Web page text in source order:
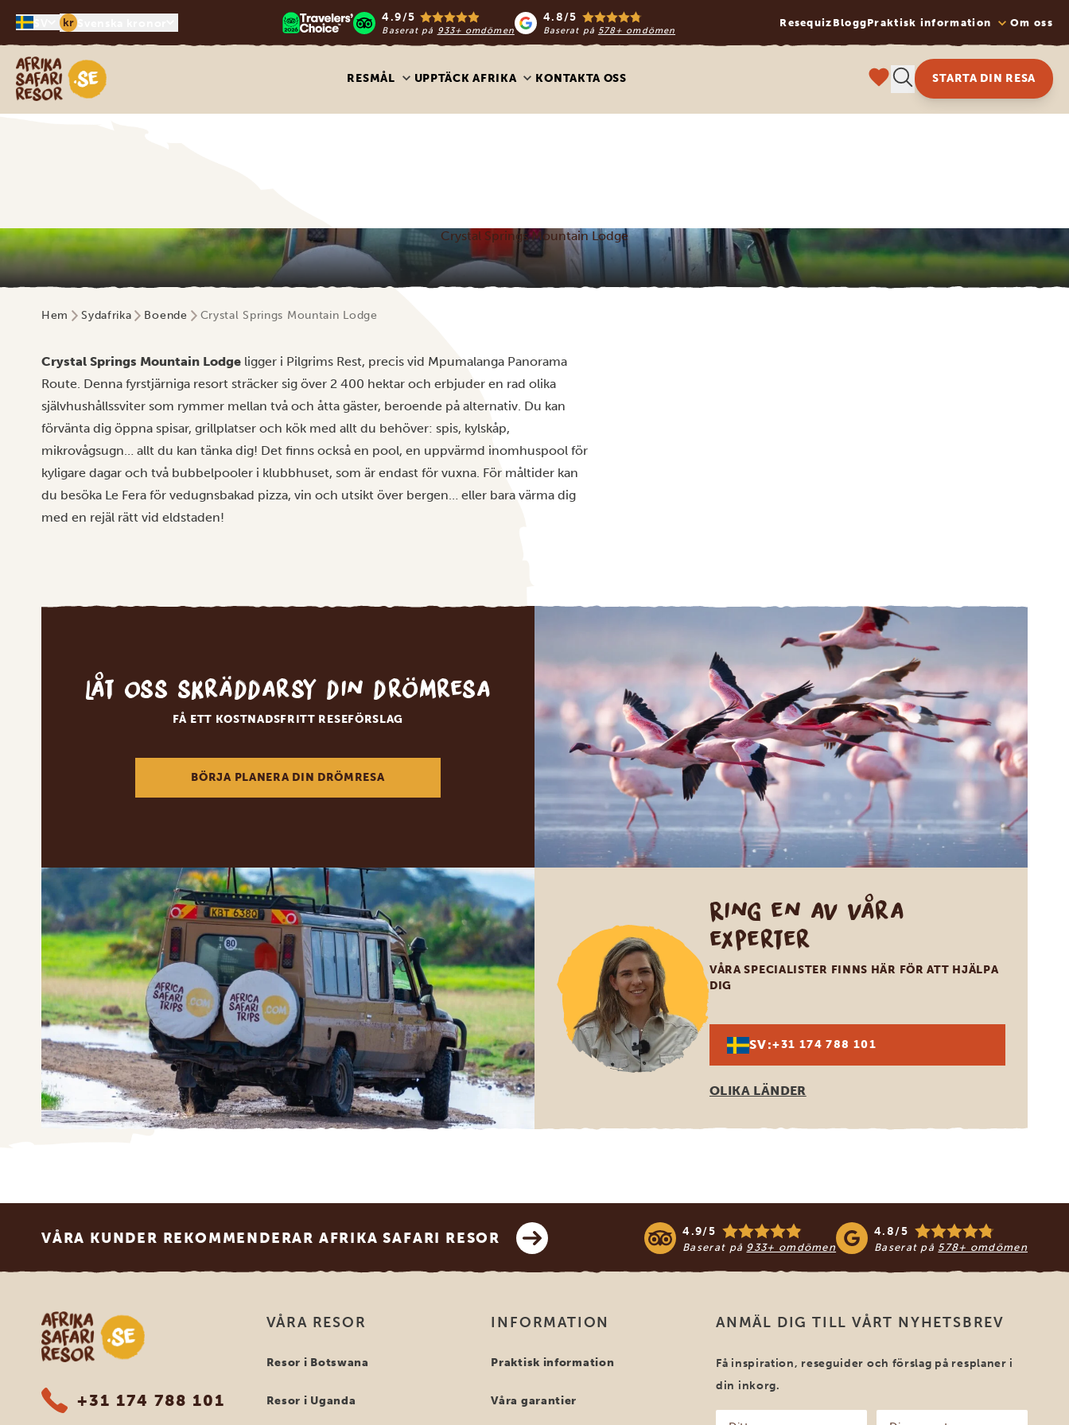
kr 4.9/5
Baserat på 933+ omdömen
4.8/5
Baserat på 578+ omdömen
Resequiz BloggPraktisk information Om oss
Safari-resor i Afrika
RESMÅL UPPTÄCK AFRIKA KONTAKTA OSS STARTA DIN RESA
Crystal Springs Mountain Lodge
Hem Sydafrika Boende Crystal Springs Mountain Lodge
Crystal Springs Mountain Lodge ligger i Pilgrims Rest, precis vid Mpumalanga Panorama
Route. Denna fyrstjärniga resort sträcker sig över 2 400 hektar och erbjuder en rad olika
självhushållssviter som rymmer mellan två och åtta gäster, beroende på alternativ. Du kan
förvänta dig öppna spisar, grillplatser och kök med allt du behöver: spis, kylskåp,
mikrovågsugn… allt du kan tänka dig! Det finns också en pool, en uppvärmd inomhuspool för
kyligare dagar och två bubbelpooler i klubbhuset, som är endast för vuxna. För måltider kan
du besöka Le Fera för vedugnsbakad pizza, vin och utsikt över bergen… eller bara värma dig
med en rejäl rätt vid eldstaden!
Låt oss skräddarsy din drömresa
FÅ ETT KOSTNADSFRITT RESEFÖRSLAG
BÖRJA PLANERA DIN DRÖMRESA
Ring en av våra
experter
VÅRA SPECIALISTER FINNS HÄR FÖR ATT HJÄLPA
DIG
SV:+31 174 788 101
OLIKA LÄNDER
VÅRA KUNDER REKOMMENDERAR AFRIKA SAFARI RESOR 4.9/5
Baserat på 933+ omdömen
4.8/5
Baserat på 578+ omdömen
Safari-resor i Afrika
+31 174 788 101
VÅRA RESOR
Resor i Botswana
Resor i Uganda
INFORMATION
Praktisk information
Våra garantier
ANMÄL DIG TILL VÅRT NYHETSBREV
Få inspiration, reseguider och förslag på resplaner i
din inkorg.